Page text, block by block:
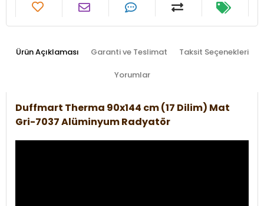
Ürün Açıklaması Garanti ve Teslimat Taksit Seçenekleri
Yorumlar
Duffmart Therma 90x144 cm (17 Dilim) Mat
Gri-7037 Alüminyum Radyatör